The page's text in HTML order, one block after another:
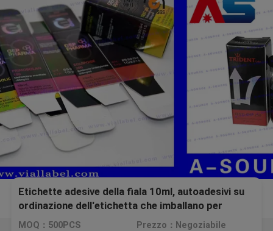
Etichette adesive della fiala 10ml, autoadesivi su
ordinazione dell'etichetta che imballano per
l'iniezione
MOQ：500PCS Prezzo：Negoziabile